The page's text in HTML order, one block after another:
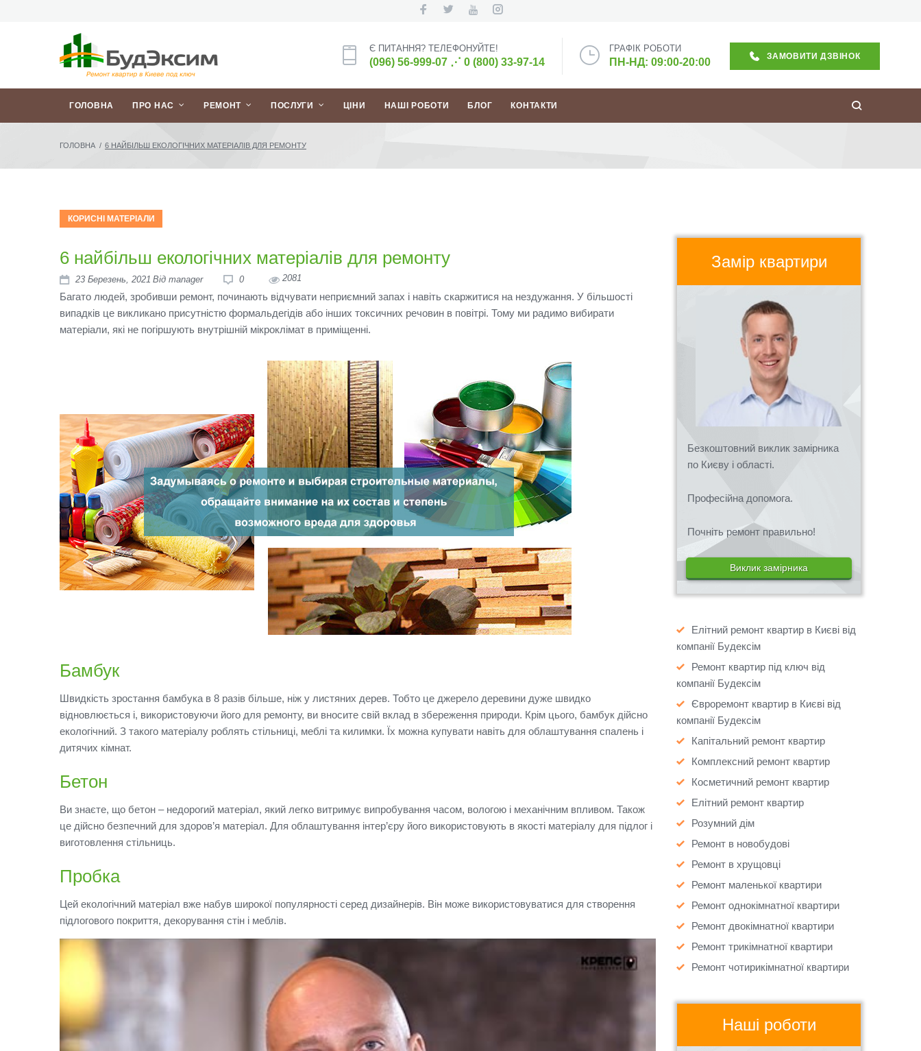
Є ПИТАННЯ? ТЕЛЕФОНУЙТЕ!
(096) 56-999-07⋰ 0 (800) 33-97-14
ГРАФІК РОБОТИ
ПН-НД: 09:00-20:00 ЗАМОВИТИ ДЗВІНОК
ГОЛОВНА ПРО НАС РЕМОНТ ПОСЛУГИ ЦІНИ НАШІ РОБОТИ БЛОГ КОНТАКТИ
ГОЛОВНА / 6 НАЙБІЛЬШ ЕКОЛОГІЧНИХ МАТЕРІАЛІВ ДЛЯ РЕМОНТУ
КОРИСНІ МАТЕРІАЛИ
6 найбільш екологічних матеріалів для ремонту
23 Березень, 2021 Від manager 0 2081
Багато людей, зробивши ремонт, починають відчувати неприємний запах і навіть скаржитися на нездужання. У більшості
випадків це викликано присутністю формальдегідів або інших токсичних речовин в повітрі. Тому ми радимо вибирати
матеріали, які не погіршують внутрішній мікроклімат в приміщенні.
Бамбук
Швидкість зростання бамбука в 8 разів більше, ніж у листяних дерев. Тобто це джерело деревини дуже швидко
відновлюється і, використовуючи його для ремонту, ви вносите свій вклад в збереження природи. Крім цього, бамбук дійсно
екологічний. З такого матеріалу роблять стільниці, меблі та килимки. Їх можна купувати навіть для облаштування спалень і
дитячих кімнат.
Бетон
Ви знаєте, що бетон – недорогий матеріал, який легко витримує випробування часом, вологою і механічним впливом. Також
це дійсно безпечний для здоров’я матеріал. Для облаштування інтер’єру його використовують в якості матеріалу для підлог і
виготовлення стільниць.
Пробка
Цей екологічний матеріал вже набув широкої популярності серед дизайнерів. Він може використовуватися для створення
підлогового покриття, декорування стін і меблів.
Замір квартири
Безкоштовний виклик замірника
по Києву і області.
Професійна допомога.
Почніть ремонт правильно!
Виклик замірника
Елітний ремонт квартир в Києві від
компанії Будексім
Ремонт квартир під ключ від
компанії Будексім
Євроремонт квартир в Києві від
компанії Будексім
Капітальний ремонт квартир
Комплексний ремонт квартир
Косметичний ремонт квартир
Елітний ремонт квартир
Розумний дім
Ремонт в новобудові
Ремонт в хрущовці
Ремонт маленької квартири
Ремонт однокімнатної квартири
Ремонт двокімнатної квартири
Ремонт трикімнатної квартири
Ремонт чотирикімнатної квартири
Наші роботи